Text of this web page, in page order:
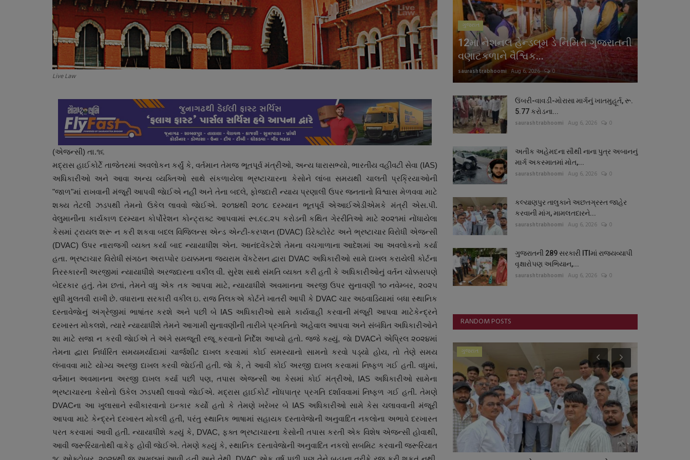
Live Law
(એજન્સી) તા.૧૬
મદ્રાસ હાઈકોર્ટે તાજેતરમાં અવલોકન કર્યું કે, વર્તમાન તેમજ ભૂતપૂર્વ મંત્રીઓ, અન્ય ધારાસભ્યો, ભારતીય વહીવટી સેવા (IAS)
અધિકારીઓ અને આવા અન્ય વ્યક્તિઓ સાથે સંકળાયેલા ભ્રષ્ટાચારના કેસોને લાંબા સમયથી ચાલતી પ્રક્રિયાઓની
"જાળ"માં રાખવાની મંજૂરી આપવી જાેઈએ નહીં અને તેના બદલે, ફોજદારી ન્યાય પ્રણાલી ઉપર જનતાનો વિશ્વાસ મેળવવા માટે
શક્ય તેટલી ઝડપથી તેમનો ઉકેલ લાવવો જાેઈએ. ૨૦૧૪થી ૨૦૧૮ દરમ્યાન ભૂતપૂર્વ એઆઈએડીએમકે મંત્રી એસ.પી.
વેલુમાનીના કાર્યકાળ દરમ્યાન કોર્પોરેશન કોન્ટ્રાક્ટ આપવામાં રૂા.૯૮.૨૫ કરોડની કથિત ગેરરીતિઓ માટે ૨૦૨૧માં નોંધાયેલા
કેસમાં ટ્રાયલ શરૂ ન કરી શકવા બદલ વિજિલન્સ એન્ડ એન્ટી-કરપ્શન (DVAC) ડિરેક્ટોરેટ અને ભ્રષ્ટાચાર વિરોધી એજન્સી
(DVAC) ઉપર નારાજગી વ્યક્ત કર્યા બાદ ન્યાયાધીશ એન. આનંદવેંકટેશે તેમના વચગાળાના આદેશમાં આ અવલોકનો કર્યા
હતા. ભ્રષ્ટાચાર વિરોધી સંગઠન અરાપ્પોર ઇયક્કમના જયરામ વેંકટેસન દ્વારા DVAC અધિકારીઓ સામે દાખલ કરાયેલી કોર્ટના
તિરસ્કારની અરજીમાં ન્યાયાધીશે અરજદારના વકીલ વી. સુરેશ સાથે સંમતિ વ્યક્ત કરી હતી કે અધિકારીઓનું વર્તન ચોક્કસપણે
બેદરકાર હતું. તેમ છતાં, તેમને વધુ એક તક આપવા માટે, ન્યાયાધીશે અવમાનના અરજી ઉપર સુનાવણી ૧૦ નવેમ્બર, ૨૦૨૫
સુધી મુલતવી રાખી છે. વધારાના સરકારી વકીલ ઇ. રાજ તિલકએ કોર્ટને ખાતરી આપી કે DVAC ચાર અઠવાડિયામાં બધા સ્થાનિક
દસ્તાવેજાેનું અંગ્રેજીમાં ભાષાંતર કરશે અને પછી બે IAS અધિકારીઓ સામે કાર્યવાહી કરવાની મંજૂરી આપવા માટેકેન્દ્રને
દરખાસ્ત મોકલશે, ત્યારે ન્યાયાધીશે તેમને આગામી સુનાવણીની તારીખે પ્રગતિનો અહેવાલ આપવા અને સંબંધિત અધિકારીઓને
શા માટે સજા ન કરવી જાેઈએ તે અંગે સમજૂતી રજૂ કરવાનો નિર્દેશ આપ્યો હતો. જજે કહ્યું, જાે DVACને એપ્રિલ ૨૦૨૪માં
તેમના દ્વારા નિર્ધારિત સમયમર્યાદામાં ચાર્જશીટ દાખલ કરવામાં કોઈ સમસ્યાનો સામનો કરવો પડ્યો હોય, તો તેણે સમય
લંબાવવા માટે યોગ્ય અરજી દાખલ કરવી જાેઈતી હતી. જાે કે, તે આવી કોઈ અરજી દાખલ કરવામાં નિષ્ફળ ગઈ હતી. વધુમાં,
વર્તમાન અવમાનના અરજી દાખલ કર્યા પછી પણ, તપાસ એજન્સી આ કેસમાં કોઈ મંત્રીઓ, IAS અધિકારીઓ સામેના
ભ્રષ્ટાચારના કેસોનો ઉકેલ ઝડપથી લાવવો જાેઈએ. મદ્રાસ હાઈકોર્ટ નોંધપાત્ર પ્રગતિ દર્શાવવામાં નિષ્ફળ ગઈ હતી. તેમણે
DVACના આ ખુલાસાને સ્વીકારવાનો ઇન્કાર કર્યો હતો કે તેમણે ખરેખર બે IAS અધિકારીઓ સામે કેસ ચલાવવાની મંજૂરી
આપવા માટે કેન્દ્રને દરખાસ્ત મોકલી હતી, પરંતુ સ્થાનિક ભાષામાં સહાયક દસ્તાવેજાેની અનુવાદિત નકલોના અભાવે દરખાસ્ત
પરત કરવામાં આવી હતી. ન્યાયાધીશે કહ્યું કે, DVAC, ફક્ત ભ્રષ્ટાચારના કેસોની તપાસ કરતી એક વિશેષ એજન્સી હોવાથી,
આવી જરૂરિયાતોથી વાકેફ હોવી જાેઈએ. તેમણે કહ્યું કે, સ્થાનિક દસ્તાવેજાેની અનુવાદિત નકલો સબમિટ કરવાની જરૂરિયાત
ગુજરાત
12મા નેશનલ હેન્ડલૂમ ડે નિમિત્તે ગુજરાતની
વણાટકળાને વૈશ્વિક...
saurashtrabhoomi Aug 6, 2026 0
ઉંબરી-વાવડી-મોરાસા માર્ગનું ખાતમુહૂર્ત, રૂ.
5.77 કરોડના...
saurashtrabhoomi Aug 6, 2026 0
અતીક અહેમદના સૌથી નાના પુત્ર અબાનનું
માર્ગ અકસ્માતમાં મોત,...
saurashtrabhoomi Aug 6, 2026 0
કલ્યાણપુર તાલુકાને અછતગ્રસ્ત જાહેર
કરવાની માંગ, મામલતદારને...
saurashtrabhoomi Aug 6, 2026 0
ગુજરાતની 289 સરકારી ITIમાં રાજ્યવ્યાપી
વૃક્ષારોપણ અભિયાન,...
saurashtrabhoomi Aug 6, 2026 0
RANDOM POSTS
સ્વાસ્થ્ય ગુજરાત ગુજરાત